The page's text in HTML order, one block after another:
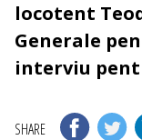
locotent
Generale
interviu
SHARE